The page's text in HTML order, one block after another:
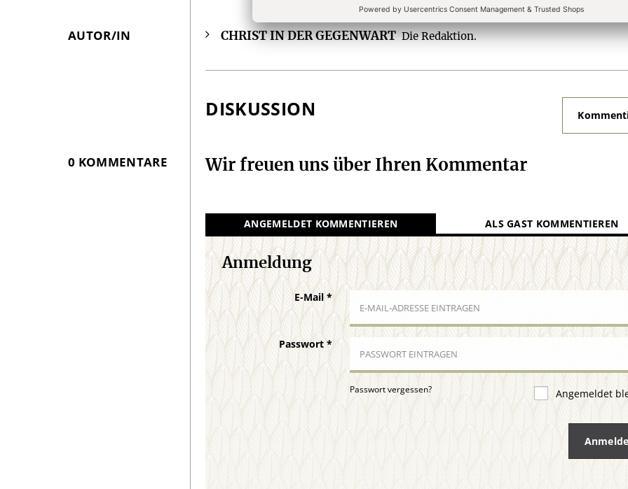
Überschrift
AUTOR/IN CHRIST IN DER GEGENWART Die Redaktion.
DISKUSSION
0 KOMMENTARE Wir freuen uns über Ihren Kommentar
ANGEMELDET KOMMENTIEREN ALS GAST KOMMENTIEREN
Anmeldung
E-Mail *
Passwort*
Passwort vergessen? Angemeldet